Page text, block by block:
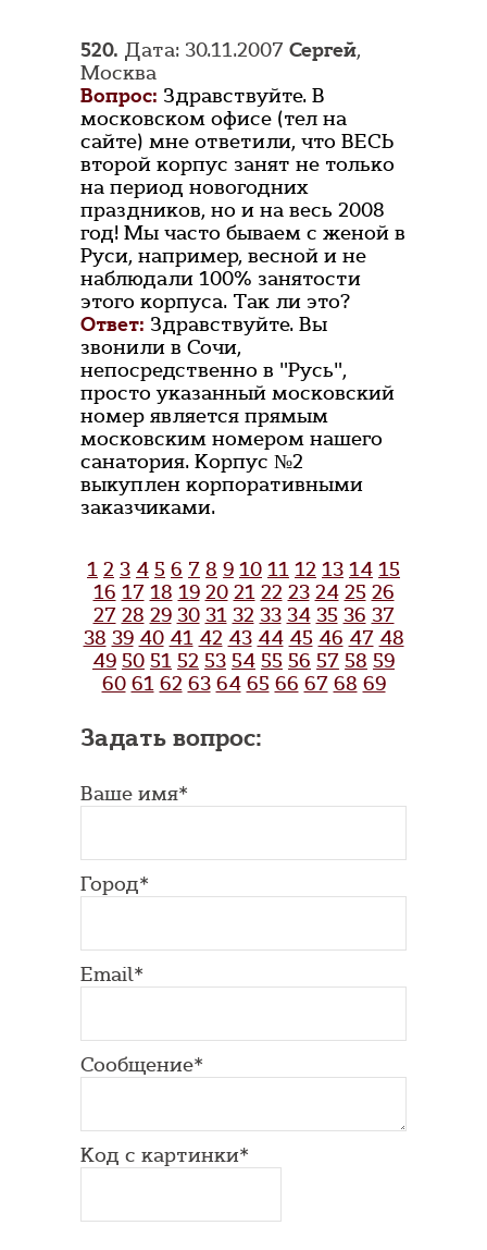
520. Дата: 30.11.2007 Сергей,
Москва
Вопрос: Здравствуйте. В
московском офисе (тел на
сайте) мне ответили, что ВЕСЬ
второй корпус занят не только
на период новогодних
праздников, но и на весь 2008
год! Мы часто бываем с женой в
Руси, например, весной и не
наблюдали 100% занятости
этого корпуса. Так ли это?
Ответ: Здравствуйте. Вы
звонили в Сочи,
непосредственно в "Русь",
просто указанный московский
номер является прямым
московским номером нашего
санатория. Корпус №2
выкуплен корпоративными
заказчиками.
1 2 3 4 5 6 7 8 9 10 11 12 13 14 15
16 17 18 19 20 21 22 23 24 25 26
27 28 29 30 31 32 33 34 35 36 37
38 39 40 41 42 43 44 45 46 47 48
49 50 51 52 53 54 55 56 57 58 59
60 61 62 63 64 65 66 67 68 69
Задать вопрос:
Ваше имя*
Город*
Email*
Сообщение*
Код с картинки*